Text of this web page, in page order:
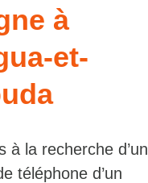
à
et-
à la recherche d’un
téléphone d’un